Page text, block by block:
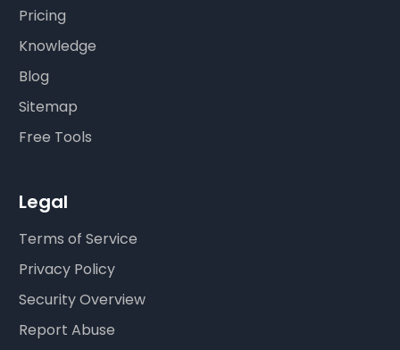
Pricing
Knowledge
Blog
Sitemap
Free Tools
Legal
Terms of Service
Privacy Policy
Security Overview
Report Abuse